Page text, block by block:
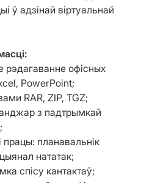
ў адзінай віртуальнай
рэдагаванне офісных
PowerPoint;
RAR, ZIP, TGZ;
з падтрымкай
працы: планавальнік
нататак;
спісу кантактаў;